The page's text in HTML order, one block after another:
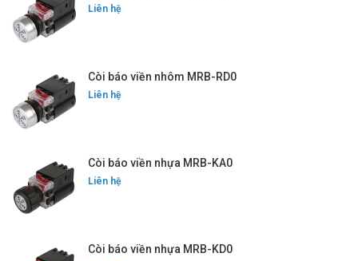
Liên hệ
Còi báo viền nhôm MRB-RD0
Liên hệ
Còi báo viền nhựa MRB-KA0
Liên hệ
Còi báo viền nhựa MRB-KD0